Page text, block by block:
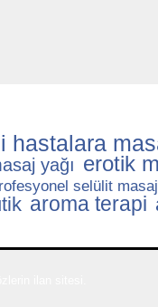
hastalara
yağı erotik
selülit
aroma terapi